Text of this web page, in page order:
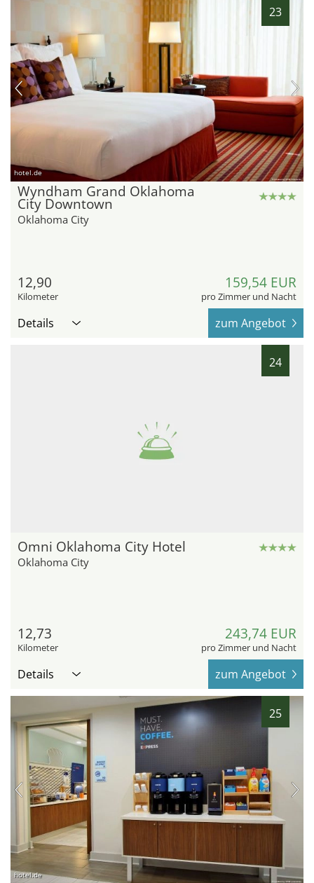
23
hotel.de
Wyndham Grand Oklahoma
City Downtown
Oklahoma City
12,90
Kilometer
159,54 EUR
pro Zimmer und Nacht
Details zum Angebot
24
Omni Oklahoma City Hotel
Oklahoma City
12,73
Kilometer
243,74 EUR
pro Zimmer und Nacht
Details zum Angebot
25
hotel.de